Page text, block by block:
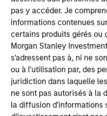
pas y accéder. Je
informations contenues
certains produits gérés ou
Morgan Stanley
s'adressent pas à, ni ne
ou à l'utilisation par, des
juridiction dans laquelle
ne sont pas autorisés à la
la diffusion d'informations
markets of Central and
East and Africa, and the
investments in various
He began his career in
Eaton Vance in 2013.
Eaton Vance in March
Bachelor of Engineering
University of Beirut and
finance from Boston
Chartered Financial